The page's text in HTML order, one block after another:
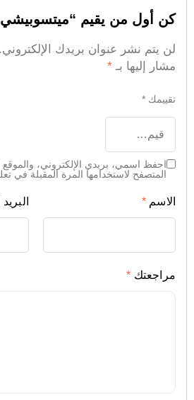
كن أول من يقيم “ميتسوبيشي
لن يتم نشر عنوان بريدك الإلكتروني.
مشار إليها بـ *
تقييمك *
مراجعتك *
الاسم *
احفظ اسمي، بريدي الإلكتروني، والموقع
المتصفح لاستخدامها المرة المقبلة في